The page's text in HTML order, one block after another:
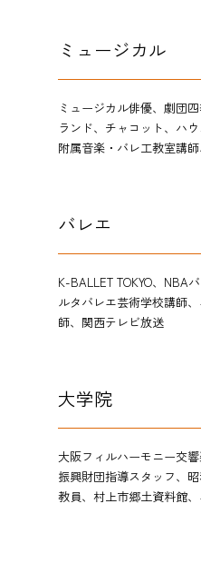
ミュージカル
ミュージカル俳優、劇団
ランド、チャコット、ハ
附属音楽・バレ工教室講師
バレエ
K-BALLET TOKYO、NBA
ルタバレエ芸術学校講師
師、関西テレビ放送
大学院
大阪フィルハーモニー交
振興財団指導スタッフ、
教員、村上市郷土資料館